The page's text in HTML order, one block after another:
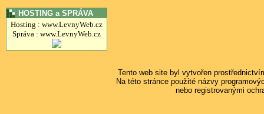
HOSTING a SPRÁVA
Hosting : www.LevnyWeb.cz
Správa : www.LevnyWeb.cz
Tento web site byl vytvořen
Na této stránce použité názvy
nebo registrovanými